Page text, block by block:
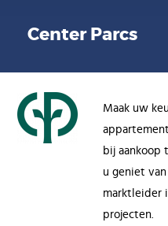
Center Parcs
Maak uw
bij aankoop
u geniet van
marktleider
projecten.